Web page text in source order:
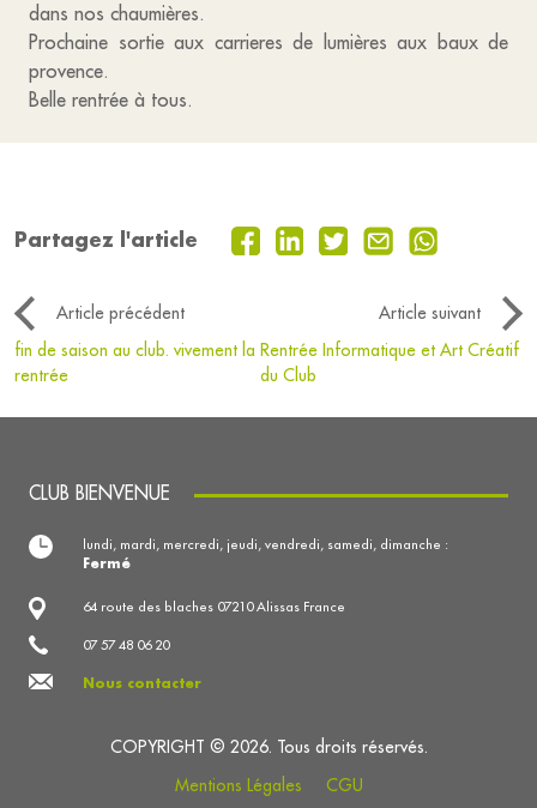
dans nos chaumières.
Prochaine sortie aux carrieres de lumières aux baux de
provence.
Belle rentrée à tous.
Partagez l'article
Article précédent
Article suivant
fin de saison au club. vivement la
rentrée
Rentrée Informatique et Art Créatif
du Club
CLUB BIENVENUE
64 route des blaches 07210 Alissas France
07 57 48 06 20
Nous contacter
lundi, mardi, mercredi, jeudi, vendredi, samedi, dimanche :
Fermé
COPYRIGHT © 2026. Tous droits réservés.
Mentions Légales
CGU